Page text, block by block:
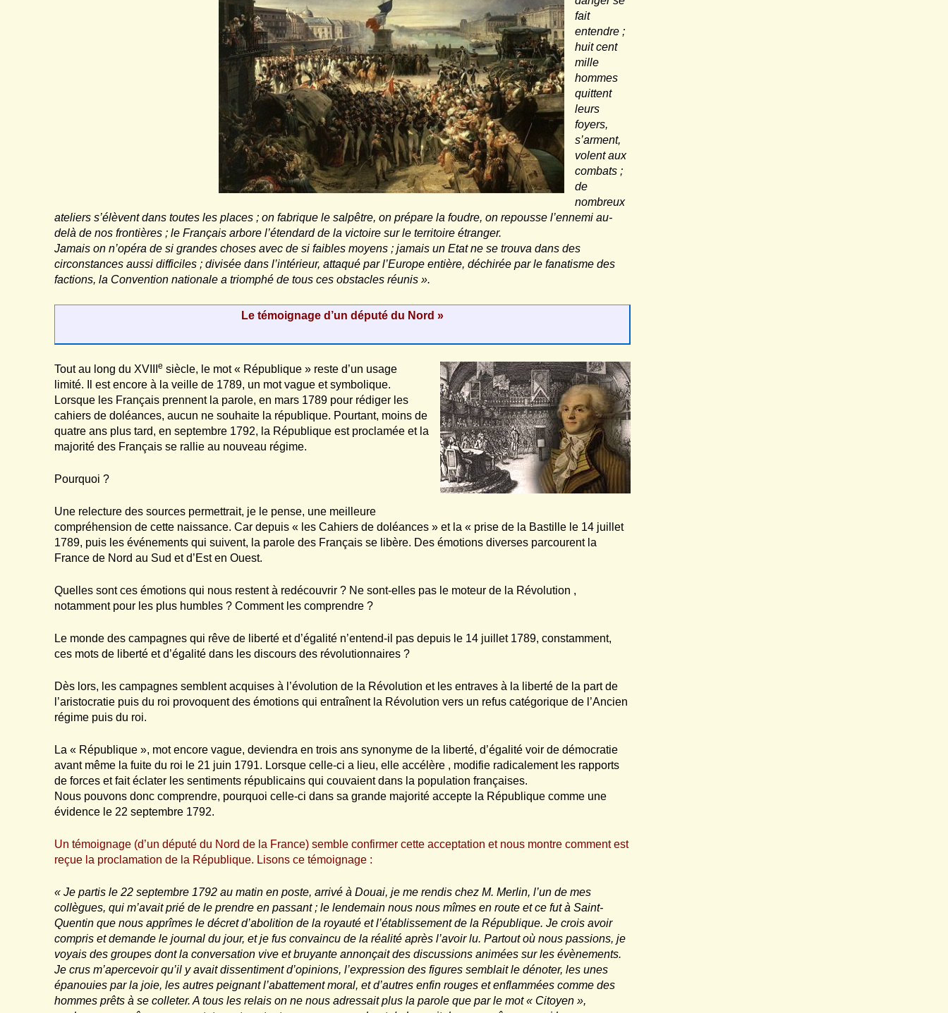
fait
entendre ;
huit cent
mille
hommes
quittent
leurs
foyers,
s’arment,
volent aux
combats ;
de
nombreux
ateliers s’élèvent dans toutes les places ; on fabrique le salpêtre, on prépare la foudre, on repousse l’ennemi au-
delà de nos frontières ; le Français arbore l’étendard de la victoire sur le territoire étranger.
Jamais on n’opéra de si grandes choses avec de si faibles moyens ; jamais un Etat ne se trouva dans des
circonstances aussi difficiles ; divisée dans l’intérieur, attaqué par l’Europe entière, déchirée par le fanatisme des
factions, la Convention nationale a triomphé de tous ces obstacles réunis ».
Le témoignage d’un député du Nord »
Tout au long du XVIIIe siècle, le mot « République » reste d’un usage
limité. Il est encore à la veille de 1789, un mot vague et symbolique.
Lorsque les Français prennent la parole, en mars 1789 pour rédiger les
cahiers de doléances, aucun ne souhaite la république. Pourtant, moins de
quatre ans plus tard, en septembre 1792, la République est proclamée et la
majorité des Français se rallie au nouveau régime.
Pourquoi ?
Une relecture des sources permettrait, je le pense, une meilleure
compréhension de cette naissance. Car depuis « les Cahiers de doléances » et la « prise de la Bastille le 14 juillet
1789, puis les événements qui suivent, la parole des Français se libère. Des émotions diverses parcourent la
France de Nord au Sud et d’Est en Ouest.
Quelles sont ces émotions qui nous restent à redécouvrir ? Ne sont-elles pas le moteur de la Révolution ,
notamment pour les plus humbles ? Comment les comprendre ?
Le monde des campagnes qui rêve de liberté et d’égalité n’entend-il pas depuis le 14 juillet 1789, constamment,
ces mots de liberté et d’égalité dans les discours des révolutionnaires ?
Dès lors, les campagnes semblent acquises à l’évolution de la Révolution et les entraves à la liberté de la part de
l’aristocratie puis du roi provoquent des émotions qui entraînent la Révolution vers un refus catégorique de l’Ancien
régime puis du roi.
La « République », mot encore vague, deviendra en trois ans synonyme de la liberté, d’égalité voir de démocratie
avant même la fuite du roi le 21 juin 1791. Lorsque celle-ci a lieu, elle accélère , modifie radicalement les rapports
de forces et fait éclater les sentiments républicains qui couvaient dans la population françaises.
Nous pouvons donc comprendre, pourquoi celle-ci dans sa grande majorité accepte la République comme une
évidence le 22 septembre 1792.
Un témoignage (d’un député du Nord de la France) semble confirmer cette acceptation et nous montre comment est
reçue la proclamation de la République. Lisons ce témoignage :
« Je partis le 22 septembre 1792 au matin en poste, arrivé à Douai, je me rendis chez M. Merlin, l’un de mes
collègues, qui m’avait prié de le prendre en passant ; le lendemain nous nous mîmes en route et ce fut à Saint-
Quentin que nous apprîmes le décret d’abolition de la royauté et l’établissement de la République. Je crois avoir
compris et demande le journal du jour, et je fus convaincu de la réalité après l’avoir lu. Partout où nous passions, je
voyais des groupes dont la conversation vive et bruyante annonçait des discussions animées sur les évènements.
Je crus m’apercevoir qu’il y avait dissentiment d’opinions, l’expression des figures semblait le dénoter, les unes
épanouies par la joie, les autres peignant l’abattement moral, et d’autres enfin rouges et enflammées comme des
hommes prêts à se colleter. A tous les relais on ne nous adressait plus la parole que par le mot « Citoyen »,